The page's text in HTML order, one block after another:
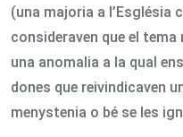
(una majoria a l’Església
consideraven que el
una anomalia a la qual
dones que reivindicaven
menystenia o bé se les